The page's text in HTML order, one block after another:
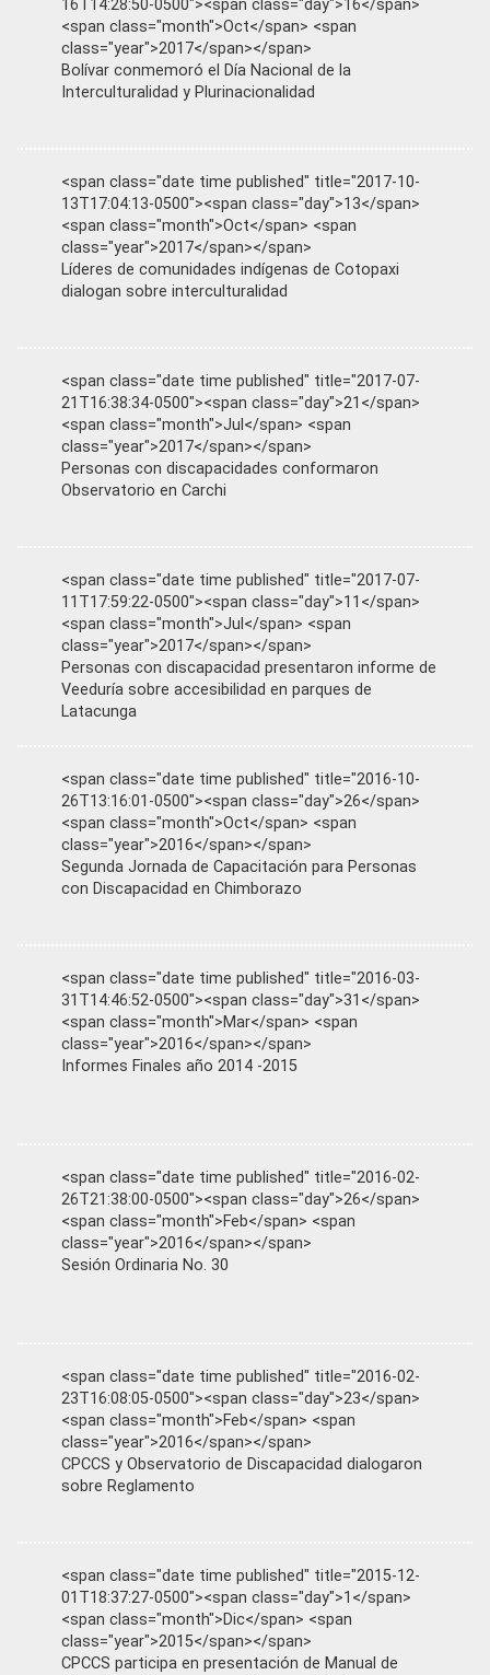
16T14:28:50-0500"><span class="day">16</span>
<span class="month">Oct</span> <span
class="year">2017</span></span>
Bolívar conmemoró el Día Nacional de la
Interculturalidad y Plurinacionalidad
<span class="date time published" title="2017-10-
13T17:04:13-0500"><span class="day">13</span>
<span class="month">Oct</span> <span
class="year">2017</span></span>
Líderes de comunidades indígenas de Cotopaxi
dialogan sobre interculturalidad
<span class="date time published" title="2017-07-
21T16:38:34-0500"><span class="day">21</span>
<span class="month">Jul</span> <span
class="year">2017</span></span>
Personas con discapacidades conformaron
Observatorio en Carchi
<span class="date time published" title="2017-07-
11T17:59:22-0500"><span class="day">11</span>
<span class="month">Jul</span> <span
class="year">2017</span></span>
Personas con discapacidad presentaron informe de
Veeduría sobre accesibilidad en parques de
Latacunga
<span class="date time published" title="2016-10-
26T13:16:01-0500"><span class="day">26</span>
<span class="month">Oct</span> <span
class="year">2016</span></span>
Segunda Jornada de Capacitación para Personas
con Discapacidad en Chimborazo
<span class="date time published" title="2016-03-
31T14:46:52-0500"><span class="day">31</span>
<span class="month">Mar</span> <span
class="year">2016</span></span>
Informes Finales año 2014 -2015
<span class="date time published" title="2016-02-
26T21:38:00-0500"><span class="day">26</span>
<span class="month">Feb</span> <span
class="year">2016</span></span>
Sesión Ordinaria No. 30
<span class="date time published" title="2016-02-
23T16:08:05-0500"><span class="day">23</span>
<span class="month">Feb</span> <span
class="year">2016</span></span>
CPCCS y Observatorio de Discapacidad dialogaron
sobre Reglamento
<span class="date time published" title="2015-12-
01T18:37:27-0500"><span class="day">1</span>
<span class="month">Dic</span> <span
class="year">2015</span></span>
CPCCS participa en presentación de Manual de